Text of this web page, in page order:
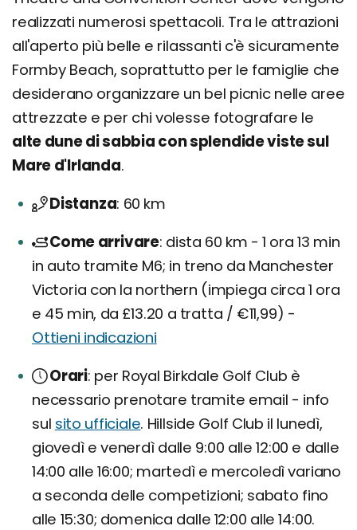
realizzati numerosi spettacoli. Tra le attrazioni
all'aperto più belle e rilassanti c'è sicuramente
Formby Beach, soprattutto per le famiglie che
desiderano organizzare un bel picnic nelle aree
attrezzate e per chi volesse fotografare le
alte dune di sabbia con splendide viste sul
Mare d'Irlanda.
Distanza 60 km
Come arrivare dista 60 km - 1 ora 13 min
in auto tramite M6; in treno da Manchester
Victoria con la northern (impiega circa 1 ora
e 45 min, da £13.20 a tratta / €11,99) -
Ottieni indicazioni
Orari per Royal Birkdale Golf Club è
necessario prenotare tramite email - info
sul sito ufficiale. Hillside Golf Club il lunedì,
giovedì e venerdì dalle 9:00 alle 12:00 e dalle
14:00 alle 16:00; martedì e mercoledì variano
a seconda delle competizioni; sabato fino
alle 15:30; domenica dalle 12:00 alle 14:00.